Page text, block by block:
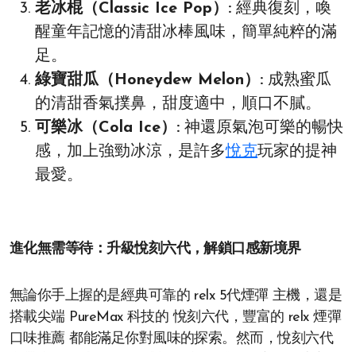
老冰棍（Classic Ice Pop）: 經典復刻，喚
醒童年記憶的清甜冰棒風味，簡單純粹的滿
足。
綠寶甜瓜（Honeydew Melon）: 成熟蜜瓜
的清甜香氣撲鼻，甜度適中，順口不膩。
可樂冰（Cola Ice）: 神還原氣泡可樂的暢快
感，加上強勁冰涼，是許多悅克玩家的提神
最愛。
進化無需等待：升級悅刻六代，解鎖口感新境界
無論你手上握的是經典可靠的 relx 5代煙彈 主機，還是
搭載尖端 PureMax 科技的 悅刻六代，豐富的 relx 煙彈
口味推薦 都能滿足你對風味的探索。然而，悅刻六代